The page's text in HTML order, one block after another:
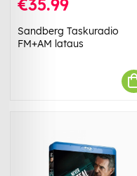
€35.99
Sandberg Taskuradio
FM+AM lataus